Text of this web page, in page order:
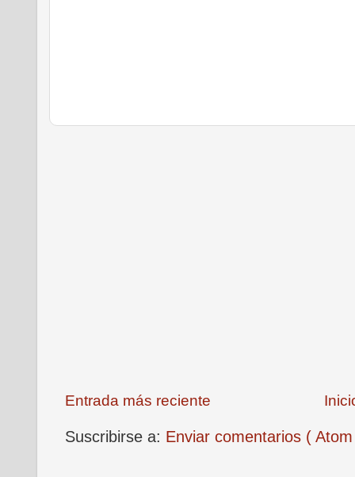
Entrada más reciente
Suscribirse a: Enviar comentarios (